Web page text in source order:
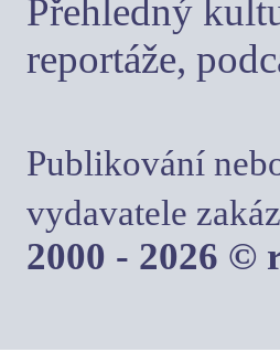
Přehledný
reportáže,
Publikování
vydavatele
2000 - 2026 ©